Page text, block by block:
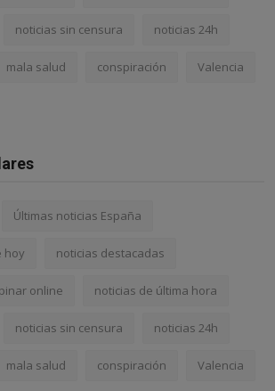
noticias sin censura noticias 24h
mala salud conspiración Valencia
Últimas noticias España
hoy noticias destacadas
online noticias de última hora
noticias sin censura noticias 24h
mala salud conspiración Valencia